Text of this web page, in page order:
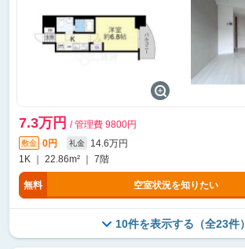
7.3万円 / 管理費 9800円
敷金 0円 礼金
14.6万円
1K ｜ 22.86m² ｜ 7階
無料 空室状況を知りたい
10件を表示する（全23件）